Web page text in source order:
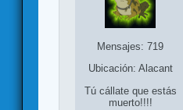
Mensajes: 719
Ubicación: Alacant
Tú cállate que estás
muerto!!!!